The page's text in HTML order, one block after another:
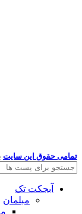
تمامی حقوق این سایت
آبجکت تک
مبلمان